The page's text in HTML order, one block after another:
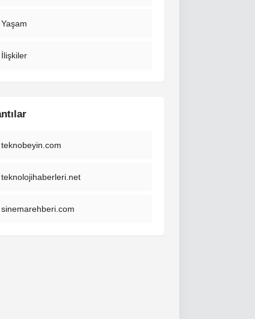
Yaşam
İlişkiler
teknobeyin.com
teknolojihaberleri.net
sinemarehberi.com